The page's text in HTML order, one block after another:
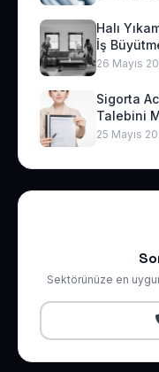
Halı
İş
26 Mayıs
Sigorta
Talebini
25 Mayıs
Sektörünüze en